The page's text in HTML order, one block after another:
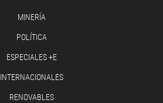
MINERÍA
POLÍTICA
ESPECIALES +E
INTERNACIONALES
RENOVABLES